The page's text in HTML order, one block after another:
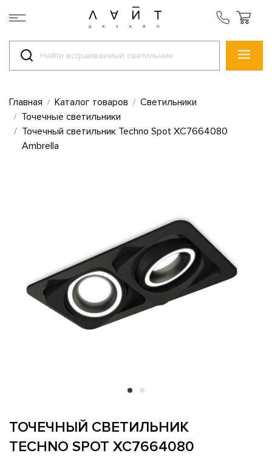
Главная Каталог товаров
Светильники
Точечные светильники
Точечный светильник Techno Spot XC7664080
Ambrella
ТОЧЕЧНЫЙ СВЕТИЛЬНИК
TECHNO SPOT XC7664080